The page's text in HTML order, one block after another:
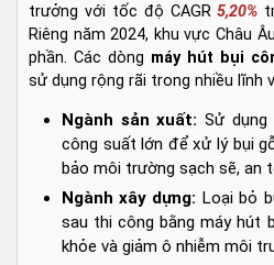
trưởng với tốc độ CAGR5,20%
Riêng năm 2024, khu vực Châu
phần. Các dòng máy hút bụi
sử dụng rộng rãi trong nhiều lĩnh
Ngành sản xuất: Sử dụng
công suất lớn để xử lý bụi
bảo môi trường sạch sẽ, an
Ngành xây dựng: Loại bỏ
sau thi công bằng máy hút
khỏe và giảm ô nhiễm môi